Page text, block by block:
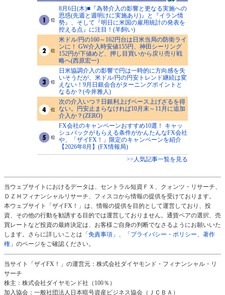
8月6日(木)■『為替介入の影響と更なる実施への
思惑(先週と週明けに実施あり)』と『イラン情
勢』、そして『明日に米国の雇用統計の発表を
控える点』に注目！(羊飼い)
米ドル/円の160～162円台は日米当局の防衛ライ
ンに！ GW介入時安値155円、神田シーリング
152円が下値めど、押し目買いから戻り売り戦
略へ(西原宏一)
日米協調介入の影響で円は一時的に方向感を失
いそうだが、米ドル/円の円安トレンド継続は変
えない！9月日銀会合がターニングポイントと
なるか？(今井雅人)
次の介入いつ？日銀利上げペース上げざるを得
ない。円安止まらなければ10月末～11月に追加
介入か？(ZERO)
FX会社のキャンペーンおすすめ10選！ キャッ
シュバックがもらえる条件がかんたんなFX会社
や、「ザイFX！」限定のキャンペーンを紹介
【2026年8月】(FX情報局)
>>人気記事一覧を見る
当ウェブサイトにおけるデータは、セントラル短資ＦＸ、クォンツ・リサーチ、
ＤＺＨフィナンシャルリサーチ、フィスコから情報の提供を受けております。
本ウェブサイト「ザイFX！」は、情報の提供を目的として運営しており、投
資、その他の行動を勧誘する目的では運営しておりません。通貨ペアの選択、売
買レートなど投資の最終決定は、お客様ご自身の判断でなさるようにお願いいた
します。さらに詳しいことは 「免責事項」 、
「プライバシー・ポリシー、著作
権」 のページをご確認ください。
当サイト「ザイFX！」の運営元：株式会社ダイヤモンド・フィナンシャル・リ
サーチ
株主：株式会社ダイヤモンド社（100％）
加入協会：一般社団法人日本暗号資産ビジネス協会（ＪＣＢＡ）